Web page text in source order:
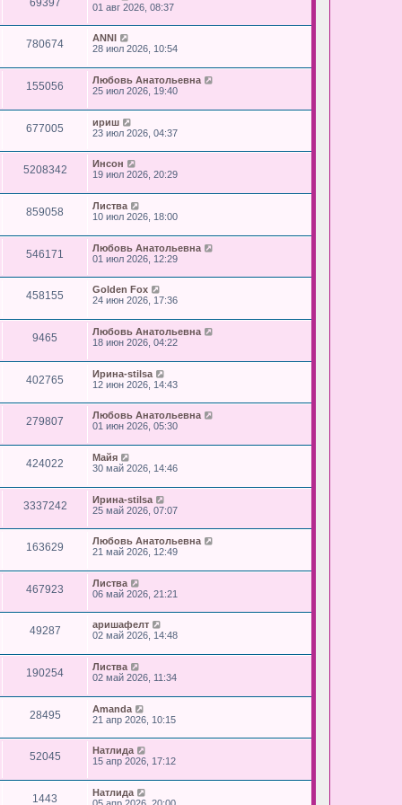
69397
01 авг 2026, 08:37
780674
ANNI
28 июл 2026, 10:54
155056
Любовь Анатольевна
25 июл 2026, 19:40
677005
ириш
23 июл 2026, 04:37
5208342
Инсон
19 июл 2026, 20:29
859058
Листва
10 июл 2026, 18:00
546171
Любовь Анатольевна
01 июл 2026, 12:29
458155
Golden Fox
24 июн 2026, 17:36
9465
Любовь Анатольевна
18 июн 2026, 04:22
402765
Ирина-stilsa
12 июн 2026, 14:43
279807
Любовь Анатольевна
01 июн 2026, 05:30
424022
Майя
30 май 2026, 14:46
3337242
Ирина-stilsa
25 май 2026, 07:07
163629
Любовь Анатольевна
21 май 2026, 12:49
467923
Листва
06 май 2026, 21:21
49287
аришафелт
02 май 2026, 14:48
190254
Листва
02 май 2026, 11:34
28495
Amanda
21 апр 2026, 10:15
52045
Натлида
15 апр 2026, 17:12
1443
Натлида